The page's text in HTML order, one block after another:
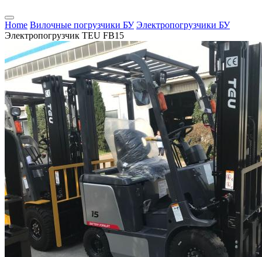
Home Вилочные погрузчики БУ Электропогрузчики БУ
Электропогрузчик TEU FB15